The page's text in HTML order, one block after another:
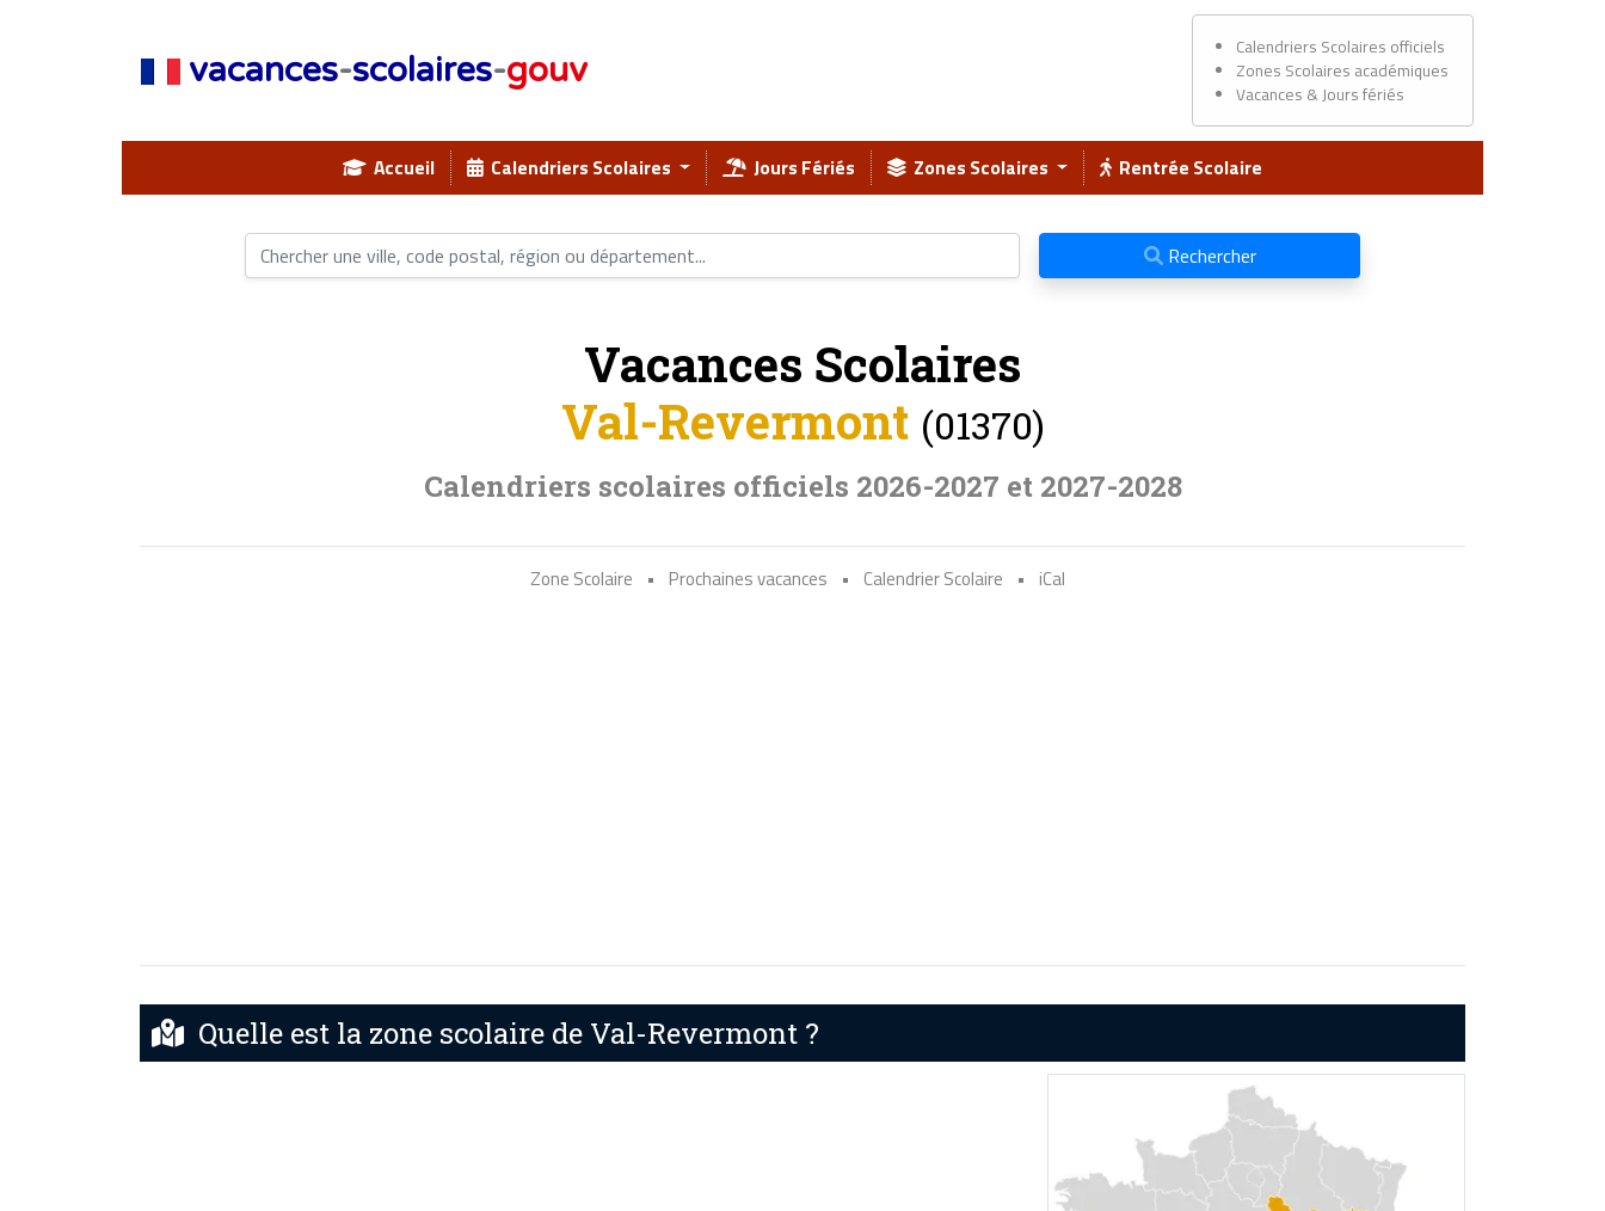
vacances-scolaires-gouv
Calendriers Scolaires officiels
Zones Scolaires académiques
Vacances & Jours fériés
Accueil Calendriers Scolaires Jours Fériés Zones Scolaires Rentrée Scolaire
Rechercher
Vacances Scolaires
Val-Revermont (01370)
Calendriers scolaires officiels 2026-2027 et 2027-2028
Zone Scolaire • Prochaines vacances • Calendrier Scolaire • iCal
Quelle est la zone scolaire de Val-Revermont ?